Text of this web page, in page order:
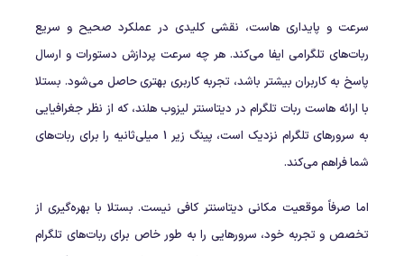
سرعت و پایداری هاست، نقشی کلیدی در عملکرد صحیح و سریع
ربات‌های تلگرامی ایفا می‌کند. هر چه سرعت پردازش دستورات و ارسال
پاسخ به کاربران بیشتر باشد، تجربه کاربری بهتری حاصل می‌شود. بستلا
با ارائه هاست ربات تلگرام در دیتاسنتر لیزوب هلند، که از نظر جغرافیایی
به سرورهای تلگرام نزدیک است، پینگ زیر 1 میلی‌ثانیه را برای ربات‌های
شما فراهم می‌کند.
اما صرفاً موقعیت مکانی دیتاسنتر کافی نیست. بستلا با بهره‌گیری از
تخصص و تجربه خود، سرورهایی را به طور خاص برای ربات‌های تلگرام